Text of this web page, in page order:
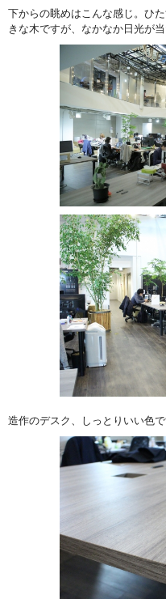
下からの眺めはこんな感じ。ひ
きな木ですが、なかなか日光が
造作のデスク、しっとりいい色で